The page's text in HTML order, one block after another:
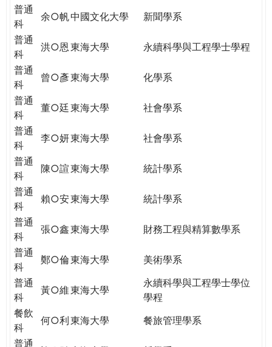
普通
科
余○帆中國文化大學
新聞學系
普通
科
洪○恩 東海大學
永續科學與工程學士學程
普通
科
曾○彥東海大學
化學系
普通
科
董○廷東海大學
社會學系
普通
科
李○妍東海大學
社會學系
普通
科
陳○諠東海大學
統計學系
普通
科
賴○安東海大學
統計學系
普通
科
張○鑫東海大學
財務工程與精算數學系
普通
科
鄭○倫東海大學
美術學系
普通
科
黃○維東海大學
永續科學與工程學士學位
學程
餐飲
科
何○利東海大學
餐旅管理學系
普通